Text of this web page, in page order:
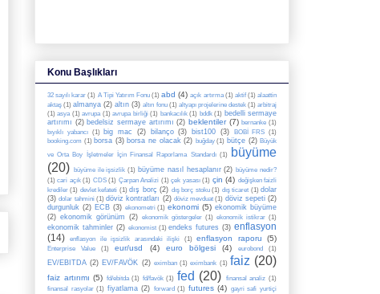
Konu Başlıkları
32 sayılı karar (1) A Tipi Yatırım Fonu (1) abd (4) açık artırma (1) aktif (1) alaattin
aktaş (1) almanya (2) altın (3) altın fonu (1) altyapı projelerine destek (1) arbitraj
(1) asya (1) avrupa (1) avrupa birliği (1) bankacılık (1) bddk (1) bedelli sermaye
artırımı (2) bedelsiz sermaye artırımı (2) beklentiler (7) bernanke (1)
bıyıklı yabancı (1) big mac (2) bilanço (3) bist100 (3) BOBİ FRS (1)
booking.com (1) borsa (3) borsa ne olacak (2) buğday (1) bütçe (2) Büyük
ve Orta Boy İşletmeler İçin Finansal Raporlama Standardı (1)
büyüme
(20)
büyüme ile işsizlik (1) büyüme nasıl hesaplanır (2) büyüme nedir?
(1) cari açık (1) CDS (1) Çarpan Analizi (1) çek yasası (1) çin (4) değişken faizli
krediler (1) devlet kefateti (1) dış borç (2) dış borç stoku (1) dış ticaret (1) dolar
(3) dolar tahmini (1) döviz kontratları (2) döviz mevduat (1) döviz sepeti (2)
durgunluk (2) ECB (3) ekonometri (1) ekonomi (5) ekonomik büyüme
(2) ekonomik görünüm (2) ekonomik göstergeler (1) ekonomik istikrar (1)
ekonomik tahminler (2) ekonomist (1) endeks futures (3) enflasyon
(14)
enflasyon ile işsizlik arasındaki ilişki (1) enflasyon raporu (5)
Enterprise Value (1) eur/usd (4) euro bölgesi (4) eurobond (1)
EV/EBITDA (2) EV/FAVÖK (2) eximban (1) eximbank (1) faiz (20)
faiz artırımı (5) fd/ebitda (1) fd/favök (1) fed (20) finansal analiz (1)
finansal rasyolar (1) fiyatlama (2) forward (1) futures (4) gayri safi yurtiçi